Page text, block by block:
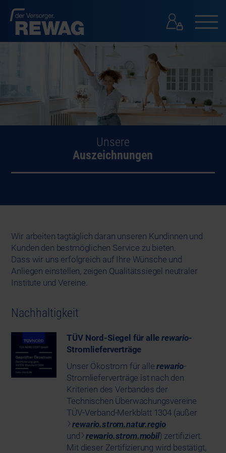
GESCHÄFTSKUNDEN
GESCHÄFTSKUNDEN
Unsere
Auszeichnungen
Wir arbeiten tagtäglich daran unseren Kundinnen und
Kunden den bestmöglichen Service zu bieten.
Dass wir uns erfolgreich auf Ihre Wünsche und
Anliegen einstellen, zeigen Qualitätssiegel neutraler
Institute und Vereine.
Nachhaltigkeit
TÜV Nord-Siegel für allerewario-
Stromlieferverträge
Unser Ökostrom für allerewario-
Stromlieferverträge ist nach den
Kriterien des Verbandes der
Technischen Überwachungsvereine
TÜV-Verband-Merkblatt 1304 (außer
rewario.strom.natur.regio
und
rewario.strom.mobil) zertifiziert.
Mit dieser Zertifizierung wird bestätigt,